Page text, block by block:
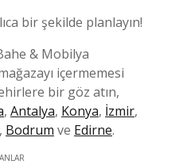
bir şekilde planlayın!
& Mobilya
içermemesi
bir göz atın,
, Antalya, Konya, İzmir,
, Bodrum ve Edirne.